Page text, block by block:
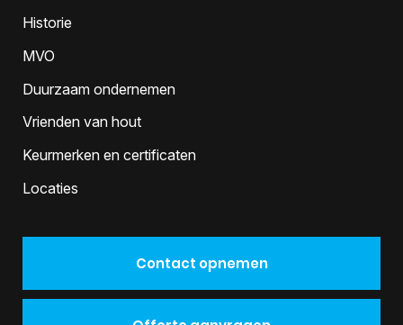
Historie
MVO
Duurzaam ondernemen
Vrienden van hout
Keurmerken en certificaten
Locaties
Contact opnemen